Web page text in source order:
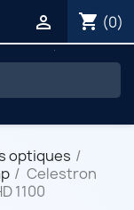
shopping_cart (0)

optiques
Celestron
1100